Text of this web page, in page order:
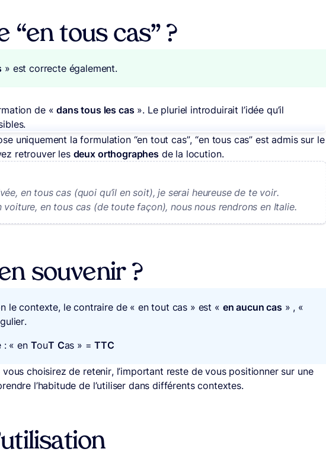
“en tous cas” ?
» est correcte également.
de «dans tous les cas». Le pluriel introduirait l’idée qu’il
uniquement la formulation “en tout cas”, “en tous cas” est admis sur le
retrouver les deux orthographesde la locution.
en tous cas (quoi qu’il en soit), je serai heureuse de te voir.
voiture, en tous cas (de toute façon), nous nous rendrons en Italie.
souvenir ?
le contexte, le contraire de « en tout cas » est « en aucun cas» , «
: « en TouT Cas » =TTC
choisirez de retenir, l’important reste de vous positionner sur une
l’habitude de l’utiliser dans différents contextes.